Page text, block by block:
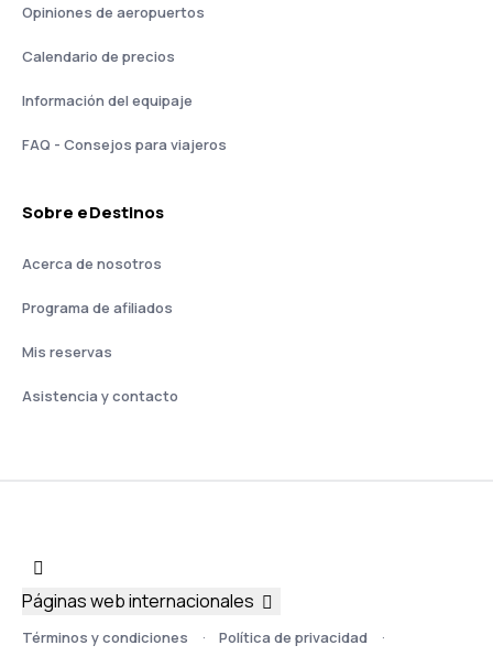
Opiniones de aeropuertos
Calendario de precios
Información del equipaje
FAQ - Consejos para viajeros
Sobre eDestinos
Acerca de nosotros
Programa de afiliados
Mis reservas
Asistencia y contacto
Términos y condiciones Política de privacidad
Páginas web internacionales